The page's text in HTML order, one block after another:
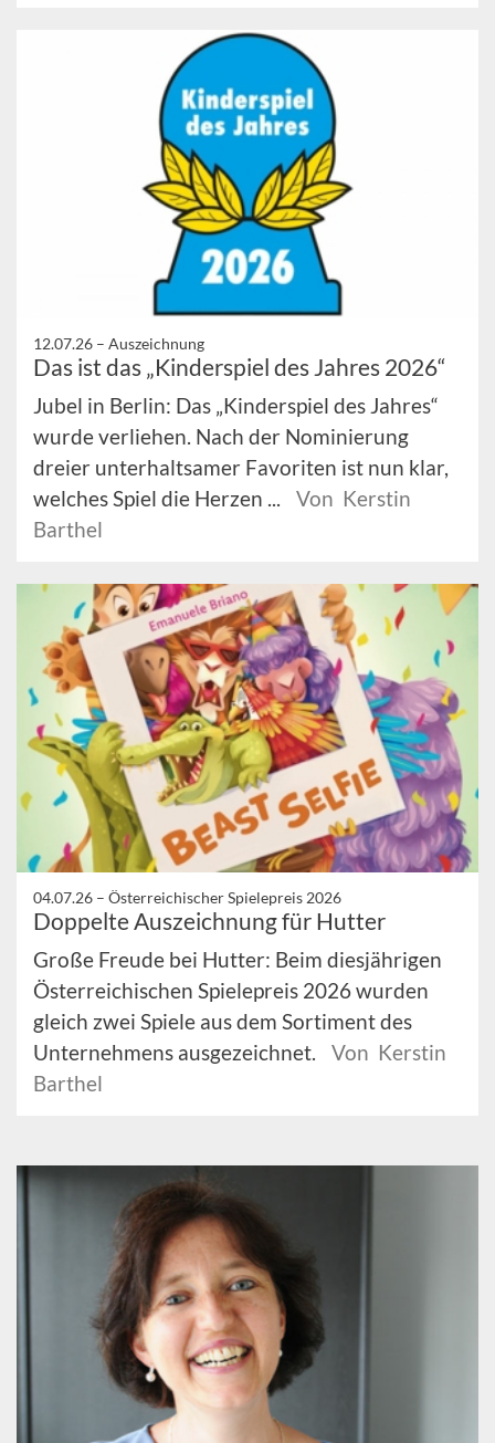
12.07.26 – Auszeichnung
Das ist das „Kinderspiel des Jahres 2026“
Jubel in Berlin: Das „Kinderspiel des Jahres“
wurde verliehen. Nach der Nominierung
dreier unterhaltsamer Favoriten ist nun klar,
welches Spiel die Herzen ...
Von Kerstin
Barthel
04.07.26 – Österreichischer Spielepreis 2026
Doppelte Auszeichnung für Hutter
Große Freude bei Hutter: Beim diesjährigen
Österreichischen Spielepreis 2026 wurden
gleich zwei Spiele aus dem Sortiment des
Unternehmens ausgezeichnet.
Von Kerstin
Barthel